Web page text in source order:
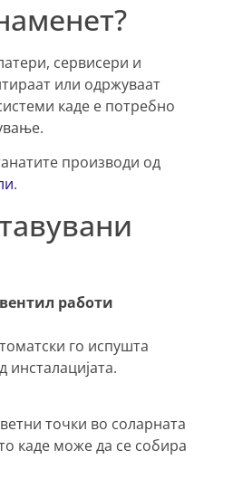
сервисери и
или одржуваат
каде е потребно
производи од
.
работи
го испушта
инсталацијата.
точки во соларната
каде може да се собира